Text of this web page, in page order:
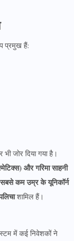
प्रमुख हैं:
भी जोर दिया गया है।
और गरिमा साहनी
सबसे कम उम्र के यूनिकॉर्न
शामिल हैं।
में कई निवेशकों ने